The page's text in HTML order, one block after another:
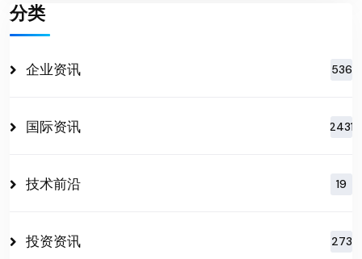
分类
企业资讯 536
国际资讯 2431
技术前沿 19
投资资讯 273